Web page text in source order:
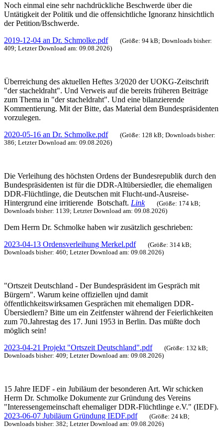
Noch einmal eine sehr nachdrückliche Beschwerde über die
Untätigkeit der Politik und die offensichtliche Ignoranz hinsichtlich
der Petition/Bschwerde.
2019-12-04 an Dr. Schmolke.pdf
(Größe: 94 kB; Downloads bisher:
409; Letzter Download am: 09.08.2026)
Überreichung des aktuellen Heftes 3/2020 der UOKG-Zeitschrift
"der stacheldraht". Und Verweis auf die bereits früheren Beiträge
zum Thema in "der stacheldraht". Und eine bilanzierende
Kommentierung. Mit der Bitte, das Material dem Bundespräsidenten
vorzulegen.
2020-05-16 an Dr. Schmolke.pdf
(Größe: 128 kB; Downloads bisher:
386; Letzter Download am: 09.08.2026)
Die Verleihung des höchsten Ordens der Bundesrepublik durch den
Bundespräsidenten ist für die DDR-Altübersiedler, die ehemaligen
DDR-Flüchtlinge, die Deutschen mit Flucht-und-Ausreise-
Hintergrund eine irritierende Botschaft. Link
(Größe: 174 kB;
Downloads bisher: 1139; Letzter Download am: 09.08.2026)
Dem Herrn Dr. Schmolke haben wir zusätzlich geschrieben:
2023-04-13 Ordensverleihung Merkel.pdf
(Größe: 314 kB;
Downloads bisher: 460; Letzter Download am: 09.08.2026)
"Ortszeit Deutschland - Der Bundespräsident im Gespräch mit
Bürgern". Warum keine offiziellen ujnd damit
öffentlichkeitswirksamen Gesprächen mit ehemaligen DDR-
Übersiedlern? Bitte um ein Zeitfenster während der Feierlichkeiten
zum 70.Jahrestag des 17. Juni 1953 in Berlin. Das müßte doch
möglich sein!
2023-04-21 Projekt "Ortszeit Deutschland".pdf
(Größe: 132 kB;
Downloads bisher: 409; Letzter Download am: 09.08.2026)
15 Jahre IEDF - ein Jubiläum der besonderen Art. Wir schicken
Herrn Dr. Schmolke Dokumente zur Gründung des Vereins
"Interessengemeinschaft ehemaliger DDR-Flüchtlinge e.V." (IEDF).
2023-06-07 Jubiläum Gründung IEDF.pdf
(Größe: 24 kB;
Downloads bisher: 382; Letzter Download am: 09.08.2026)